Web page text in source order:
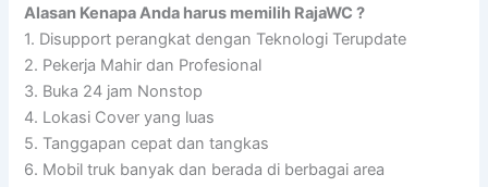
Alasan Kenapa Anda harus memilih RajaWC ?
1. Disupport perangkat dengan Teknologi Terupdate
2. Pekerja Mahir dan Profesional
3. Buka 24 jam Nonstop
4. Lokasi Cover yang luas
5. Tanggapan cepat dan tangkas
6. Mobil truk banyak dan berada di berbagai area